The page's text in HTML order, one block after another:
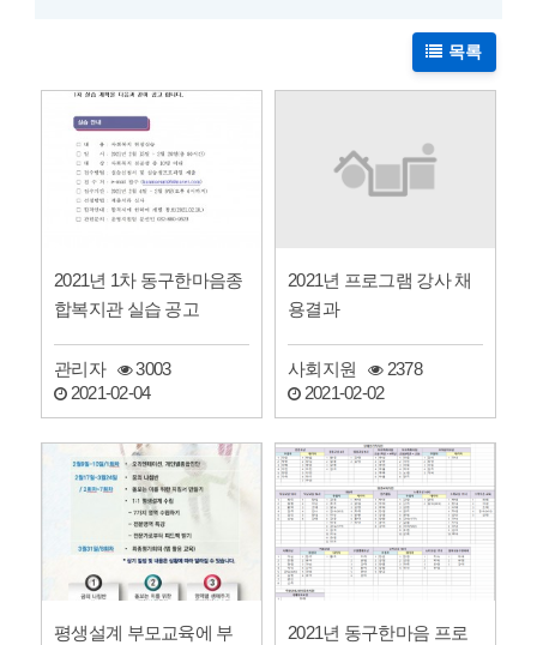
목록
2021년 1차 동구한마음종
합복지관 실습 공고
관리자
3003
2021-02-04
2021년 프로그램 강사 채
용결과
사회지원
2378
2021-02-02
평생설계 부모교육에 부
2021년 동구한마음 프로